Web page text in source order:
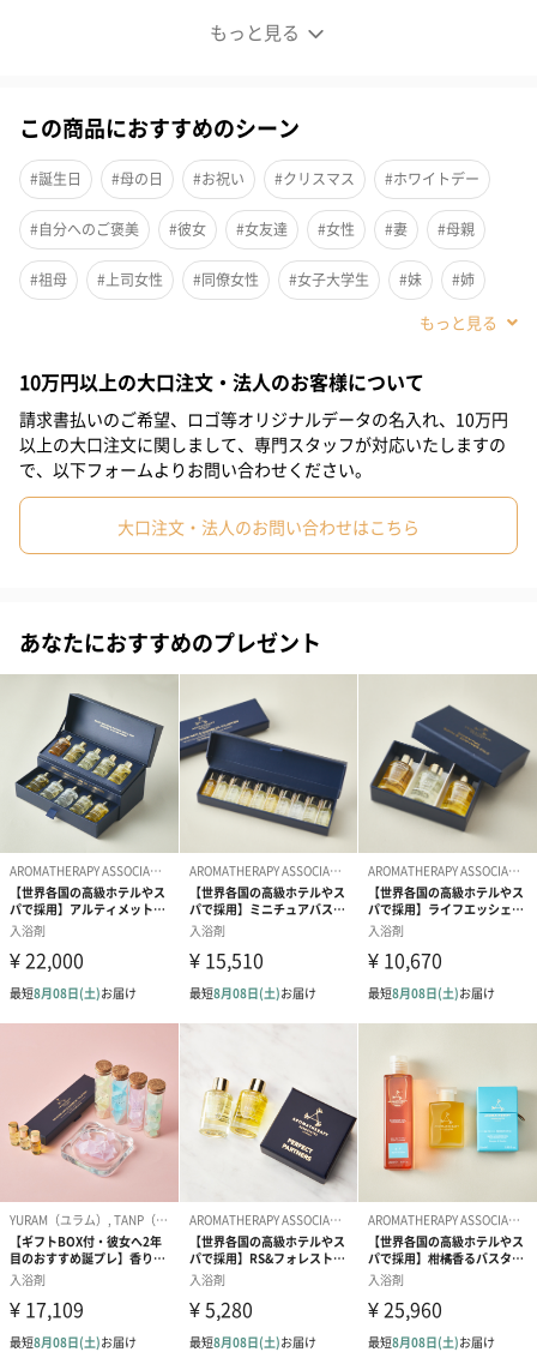
もっと見る
頭からつま先までのリラクゼーションを提供します
ホリデーシーズンならではのポーチ付き。お誕生日やシーズンギ
フトにもおすすめです。
マインド バスアンドシャワーオイル（55ml）
◾️ざまざまな思いで気分が落ち着かない日に。心身をリフレッシ
ュ、集中力を高めたい時に。
（ワイルドカモミール、プチグレン、フランキンセンス、ローズ
マリーなど）
バスオイルとしてキャップ1杯分のオイルをお湯に入れてからお湯
をかき混ぜ、ゆっくりお入りください。又は適量を取り、濡れた
洗い流しても構いません。
※体調に合わせて使用量を調整してください。
※約20回分
※追い炊き機能のご使用はお控えください。
イージング マッサージアンドボディオイル（100ml）
◾️肌に柔軟性を与え､疲れを癒してくれるマッサージアンドボディ
オイル｡アルニカ、ローズマリー、ジンジャー、ラベンダー等のリ
ラックス感のある香りで肌を潤してくれます。
◾️使用方法
清潔な肌に適量をなじませます。
首や肩など硬く感じる部位の疲れを解消､運動前後や立ち仕事の後
の疲れた手足､長時間歩いた日の疲れを癒すなどにおすすめのマッ
サージオイルです｡
ロゴ入りベルベットポーチ
この商品におすすめのシーン
#誕生日 #母の日 #お祝い #クリスマス #ホワイトデー
#自分へのご褒美 #彼女 #女友達 #女性 #妻 #母親
#祖母 #上司女性 #同僚女性 #女子大学生 #妹 #姉
#20代前半
#20代後半 #30代 #40代 #50代 #60代 #70代
#80代 #90代
10万円以上の大口注文・法人のお客様について
請求書払いのご希望、ロゴ等オリジナルデータの名入れ、10万円
以上の大口注文に関しまして、専門スタッフが対応いたしますの
で、以下フォームよりお問い合わせください。
大口注文・法人のお問い合わせはこちら
あなたにおすすめのプレゼント